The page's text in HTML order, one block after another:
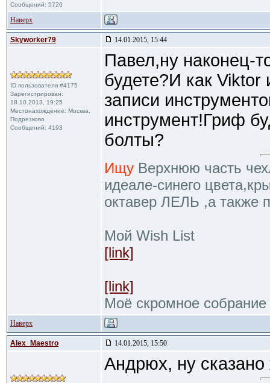
Сообщений: 5726
Наверх
Skyworker79 14.01.2015, 15:44
ID пользователя #4175
Зарегистрирован:
18.10.2013, 19:25
Местонахождение: Москва,
Подрезково
Сообщений: 4193
Павел,ну наконец-
будете?И как Viktor
записи
инструмент!Гриф
болты?
Ищу Верхнюю часть
идеале-синего
октавер ЛЕЛЬ ,а также
Мой Wish List
[link]
[link]
Моё скромное собрание
Наверх
Alex_Maestro 14.01.2015, 15:50
Андрюх, ну